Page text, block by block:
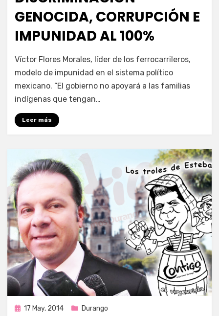
GENOCIDA, CORRUPCIÓN E
IMPUNIDAD AL 100%
por Enrique
Víctor Flores Morales, líder de los ferrocarrileros,
modelo de impunidad en el sistema político
mexicano. “El gobierno no apoyará a las familias
indígenas que tengan…
Leer más
Publicada
17 May, 2014 Durango